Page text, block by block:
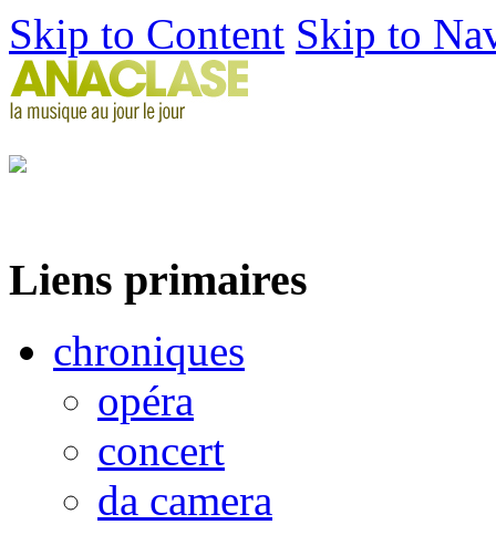
Skip to Content Skip to
Liens primaires
chroniques
opéra
concert
da camera